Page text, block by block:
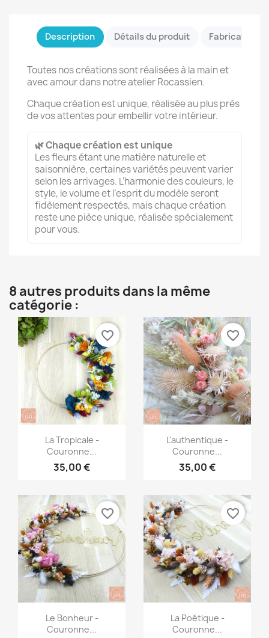
Description Détails du produit Fabrication
Toutes nos créations sont réalisées à la main et
avec amour dans notre atelier Rocassien.
Chaque création est unique, réalisée au plus près
de vos attentes pour embellir votre intérieur.
🌿 Chaque création est unique
Les fleurs étant une matière naturelle et
saisonnière, certaines variétés peuvent varier
selon les arrivages. L’harmonie des couleurs, le
style, le volume et l’esprit du modèle seront
fidèlement respectés, mais chaque création
reste une pièce unique, réalisée spécialement
pour vous.
8 autres produits dans la même
catégorie :
Aperçu rapide
La Tropicale -
Couronne...
35,00 €
favorite_border
Aperçu rapide
L'authentique -
Couronne...
35,00 €
favorite_border
Aperçu rapide
Le Bonheur -
Couronne...
favorite_border
Aperçu rapide
La Poétique -
Couronne...
favorite_border